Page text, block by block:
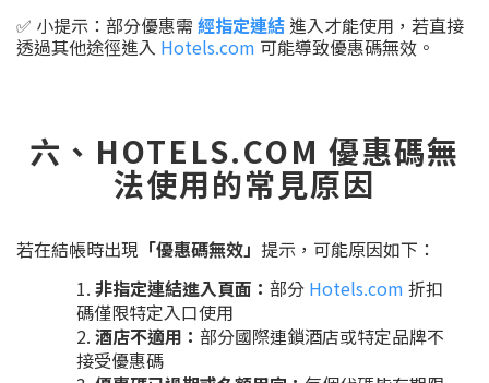
✅ 小提示：部分優惠需 經指定連結 進入才能使用，若直接
透過其他途徑進入 Hotels.com 可能導致優惠碼無效。
六、HOTELS.COM 優惠碼無
法使用的常見原因
若在結帳時出現 「優惠碼無效」 提示，可能原因如下：
非指定連結進入頁面： 部分 Hotels.com 折扣
碼僅限特定入口使用
酒店不適用： 部分國際連鎖酒店或特定品牌不
接受優惠碼